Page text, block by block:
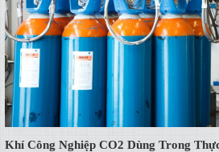
Khí Công Nghiệp CO2 Dùng Trong